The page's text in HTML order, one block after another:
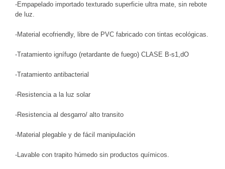
-Empapelado importado texturado superficie ultra mate, sin rebote
de luz.
-Material ecofriendly, libre de PVC fabricado con tintas ecológicas.
-Tratamiento ignífugo (retardante de fuego) CLASE B-s1,dO
-Tratamiento antibacterial
-Resistencia a la luz solar
-Resistencia al desgarro/ alto transito
-Material plegable y de fácil manipulación
-Lavable con trapito húmedo sin productos químicos.